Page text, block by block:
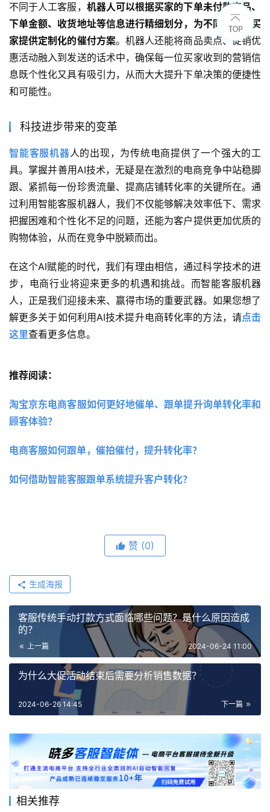
不同于人工客服， 机器人可以根据买家的下单未付款商品、
下单金额、收货地址等信息进行精细划分，为不同类型的买
家提供定制化的催付方案。机器人还能将商品卖点、促销优
惠活动融入到发送的话术中，确保每一位买家收到的营销信
息既个性化又具有吸引力，从而大大提升下单决策的便捷性
和可能性。
科技进步带来的变革
智能客服机器人的出现，为传统电商提供了一个强大的工
具。掌握并善用AI技术，无疑是在激烈的电商竞争中站稳脚
跟、紧抓每一份珍贵流量、提高店铺转化率的关键所在。通
过利用智能客服机器人，我们不仅能够解决效率低下、需求
把握困难和个性化不足的问题，还能为客户提供更加优质的
购物体验，从而在竞争中脱颖而出。
在这个AI赋能的时代，我们有理由相信，通过科学技术的进
步，电商行业将迎来更多的机遇和挑战。而智能客服机器
人，正是我们迎接未来、赢得市场的重要武器。如果您想了
解更多关于如何利用AI技术提升电商转化率的方法，请点击
这里查看更多信息。
推荐阅读：
淘宝京东电商客服如何更好地催单、跟单提升询单转化率和
顾客体验？
电商客服如何跟单，催拍催付，提升转化率？
如何借助智能客服跟单系统提升客户转化？
赞 (0)
生成海报
客服传统手动打款方式面临哪些问题？是什么原因造成
的？
上一篇 2024-06-24 11:00
为什么大促活动结束后需要分析销售数据？
下一篇
2024-06-26 14:45
相关推荐